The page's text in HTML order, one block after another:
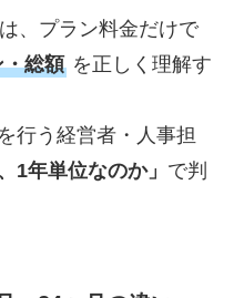
、プラン料金だけで
総額を正しく理解す
行う経営者・人事担
1年単位なのか」 で判